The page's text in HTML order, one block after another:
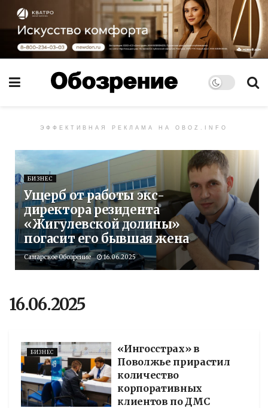
ЭФФЕКТИВНАЯ РЕКЛАМА НА OBOZ.INFO
БИЗНЕС
Ущерб от работы экс-
директора резидента
«Жигулевской долины»
погасит его бывшая жена
Самарское Обозрение 16.06.2025
16.06.2025
БИЗНЕС
«Ингосстрах» в
Поволжье прирастил
количество
корпоративных
клиентов по ДМС